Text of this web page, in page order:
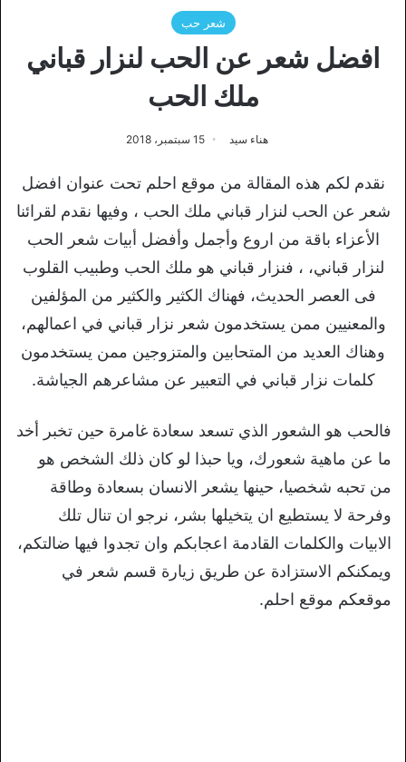
شعر حب
افضل شعر عن الحب لنزار قباني
ملك الحب
هناء سيد 15 سبتمبر، 2018
نقدم لكم هذه المقالة من موقع احلم تحت عنوان افضل
شعر عن الحب لنزار قباني ملك الحب ، وفيها نقدم لقرائنا
الأعزاء باقة من اروع وأجمل وأفضل أبيات شعر الحب
لنزار قباني، ، فنزار قباني هو ملك الحب وطبيب القلوب
فى العصر الحديث، فهناك الكثير والكثير من المؤلفين
والمعنيين ممن يستخدمون شعر نزار قباني في اعمالهم،
وهناك العديد من المتحابين والمتزوجين ممن يستخدمون
كلمات نزار قباني في التعبير عن مشاعرهم الجياشة.
فالحب هو الشعور الذي تسعد سعادة غامرة حين تخبر أخد
ما عن ماهية شعورك، ويا حبذا لو كان ذلك الشخص هو
من تحبه شخصيا، حينها يشعر الانسان بسعادة وطاقة
وفرحة لا يستطيع ان يتخيلها بشر، نرجو ان تنال تلك
الابيات والكلمات القادمة اعجابكم وان تجدوا فيها ضالتكم،
ويمكنكم الاستزادة عن طريق زيارة قسم شعر في
موقعكم موقع احلم.